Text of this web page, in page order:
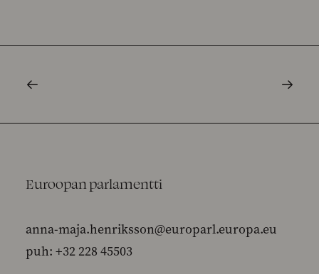
Euroopan parlamentti
anna-maja.henriksson@europarl.europa.eu
puh: +32 228 45503